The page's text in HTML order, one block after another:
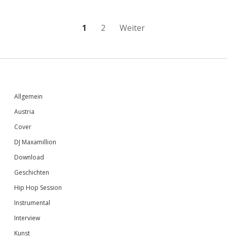
Seitennummerierung
1 2 Weiter
Sidebar
Allgemein
Austria
Cover
DJ Maxamillion
Download
Geschichten
Hip Hop Session
Instrumental
Interview
Kunst